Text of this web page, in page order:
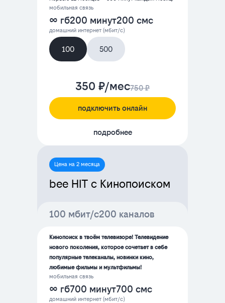
мобильная связь
∞ гб200 минут200 смс
домашний интернет (мбит/с)
100 500
350 ₽/мес750 ₽
подключить онлайн
подробнее
Цена на 2 месяца
bee HIT с Кинопоиском
100 мбит/с200 каналов
Кинопоиск в твоём телевизоре! Телевидение
нового поколения, которое сочетает в себе
популярные телеканалы, новинки кино,
любимые фильмы и мультфильмы!
мобильная связь
∞ гб700 минут700 смс
домашний интернет (мбит/с)